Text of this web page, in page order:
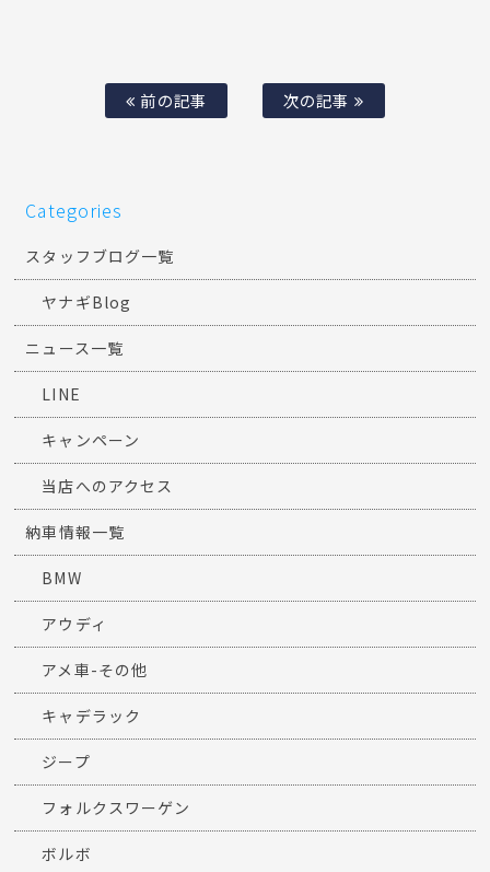
前の記事 次の記事
Categories
スタッフブログ一覧
ヤナギBlog
ニュース一覧
LINE
キャンペーン
当店へのアクセス
納車情報一覧
BMW
アウディ
アメ車-その他
キャデラック
ジープ
フォルクスワーゲン
ボルボ